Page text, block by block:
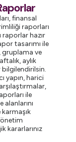
finansal
raporları
hazır
tasarımı ile
gruplama ve
aylık
yapın, harici
ile
alanlarını
kararlarınız